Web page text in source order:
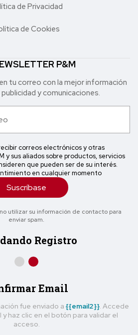
de Privacidad
de Cookies
P&M
tu correo con la mejor in formación
y comunicaciones.
correos electrónicos y otras
y sus aliados sobre productos, servicios
que pueden ser de su interés.
en cualquier momento
Suscríbase
utilizar su información de contacto para
enviar spam.
Registro
Email
fue enviado a {{email2}} . Accede
haz clic en el botón para validar el
acceso.